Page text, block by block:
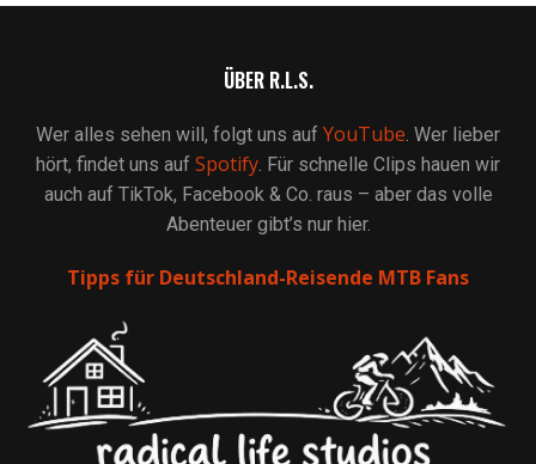
ÜBER R.L.S.
Wer alles sehen will, folgt uns auf YouTube. Wer lieber
hört, findet uns auf Spotify. Für schnelle Clips hauen wir
auch auf TikTok, Facebook & Co. raus – aber das volle
Abenteuer gibt’s nur hier.
Tipps für Deutschland-Reisende MTB Fans